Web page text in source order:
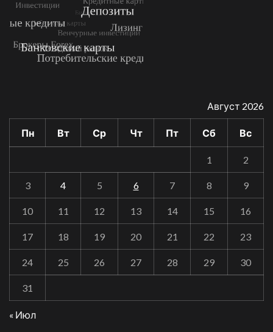
Август 2026
Пн Вт Ср Чт Пт Сб Вс
1 2
3 4 5 6 7 8 9
10 11 12 13 14 15 16
17 18 19 20 21 22 23
24 25 26 27 28 29 30
31
« Июл